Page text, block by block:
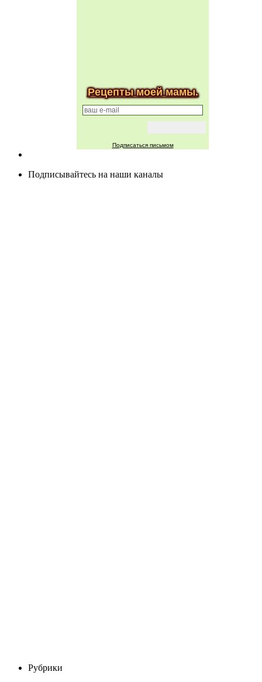
Рецепты моей мамы.
Подписаться письмом
Подписывайтесь на наши каналы
Рубрики